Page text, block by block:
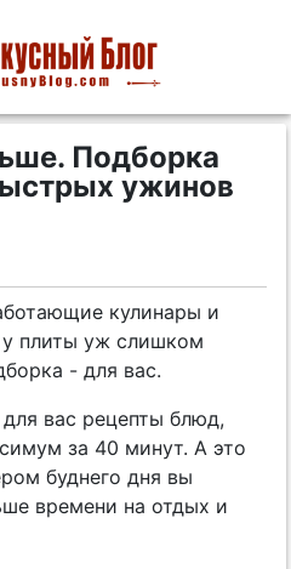
Подборка
ужинов
кулинары и
плиты уж слишком
- для вас.
вас рецепты блюд,
за 40 минут. А это
буднего дня вы
времени на отдых и